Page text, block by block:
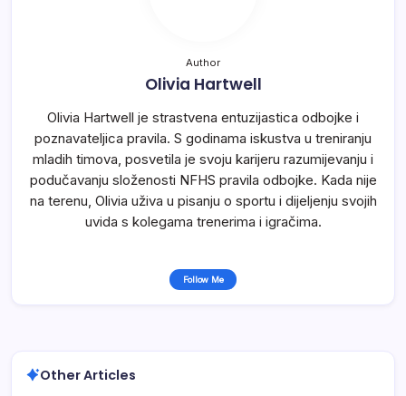
Author
Olivia Hartwell
Olivia Hartwell je strastvena entuzijastica odbojke i
poznavateljica pravila. S godinama iskustva u treniranju
mladih timova, posvetila je svoju karijeru razumijevanju i
podučavanju složenosti NFHS pravila odbojke. Kada nije
na terenu, Olivia uživa u pisanju o sportu i dijeljenju svojih
uvida s kolegama trenerima i igračima.
Follow Me
Other Articles